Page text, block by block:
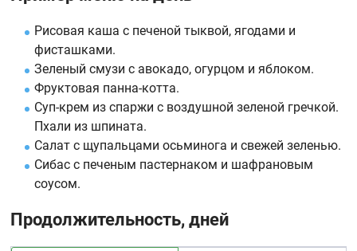
Рисовая каша с печеной тыквой, ягодами и
фисташками.
Зеленый смузи с авокадо, огурцом и яблоком.
Фруктовая панна-котта.
Суп-крем из спаржи с воздушной зеленой гречкой.
Пхали из шпината.
Салат с щупальцами осьминога и свежей зеленью.
Сибас с печеным пастернаком и шафрановым
соусом.
Продолжительность, дней